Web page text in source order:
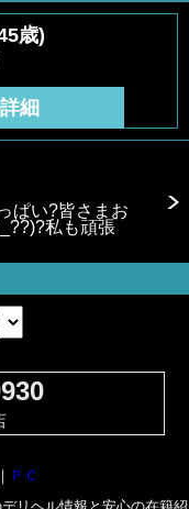
歳)
細
ぱい?皆さまお
私も頑張
ＰＣ